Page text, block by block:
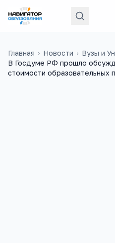
Главная › Новости › Вузы и
В Госдуме РФ прошло
стоимости образовательных